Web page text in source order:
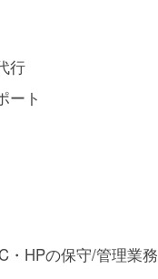
行
ート
・HPの保守/管理業務